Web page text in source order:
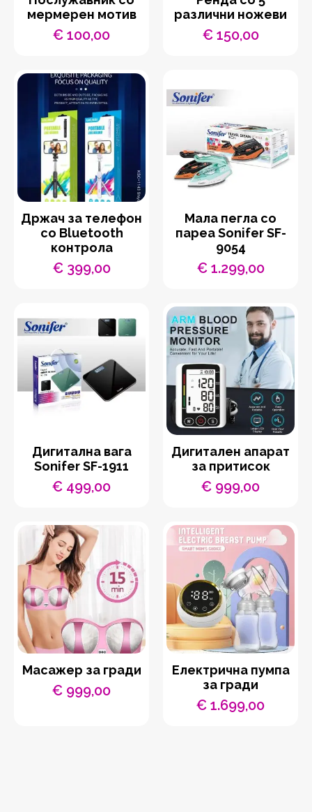
мермерен мотив
€ 100,00
различни ножеви
€150,00
Држач за телефон
со Bluetooth
контрола
€399,00
Мала пегла со
пареа Sonifer SF-
9054
€1.299,00
Дигитална вага
Sonifer SF-1911
€ 499,00
Дигитален апарат
за притисок
€ 999,00
Масажер за гради
€ 999,00
Електрична пумпа
за гради
€ 1.699,00